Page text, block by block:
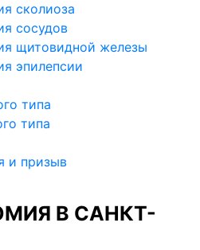
сколиоза
сосудов
щитовидной железы
эпилепсии
типа
типа
и призыв
В САНКТ-